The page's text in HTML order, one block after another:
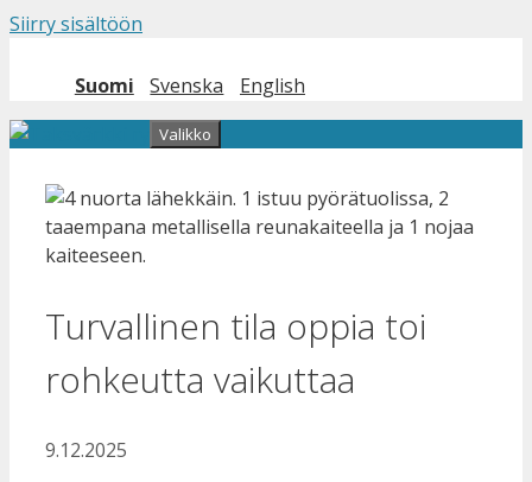
Siirry sisältöön
Suomi Svenska English
Valikko
Turvallinen tila oppia toi
rohkeutta vaikuttaa
9.12.2025